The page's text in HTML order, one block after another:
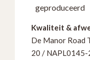
geproduceerd
Kwaliteit &
De Manor Road
20 /